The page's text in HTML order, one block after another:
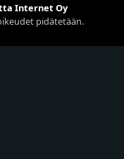
Internet Oy
pidätetään.